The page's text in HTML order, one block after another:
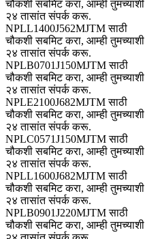
चौकशी सबमिट करा, आम्ही तुमच्याशी
२४ तासांत संपर्क करू.
NPLL1400J562MJTM साठी
चौकशी सबमिट करा, आम्ही तुमच्याशी
२४ तासांत संपर्क करू.
NPLB0701J150MJTM साठी
चौकशी सबमिट करा, आम्ही तुमच्याशी
२४ तासांत संपर्क करू.
NPLE2100J682MJTM साठी
चौकशी सबमिट करा, आम्ही तुमच्याशी
२४ तासांत संपर्क करू.
NPLC0571J150MJTM साठी
चौकशी सबमिट करा, आम्ही तुमच्याशी
२४ तासांत संपर्क करू.
NPLL1600J682MJTM साठी
चौकशी सबमिट करा, आम्ही तुमच्याशी
२४ तासांत संपर्क करू.
NPLB0901J220MJTM साठी
चौकशी सबमिट करा, आम्ही तुमच्याशी